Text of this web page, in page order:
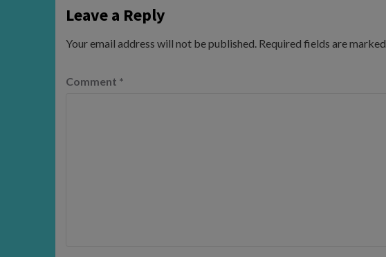
Leave a Reply
Your email address will not be published. Required fields are marked
Comment *